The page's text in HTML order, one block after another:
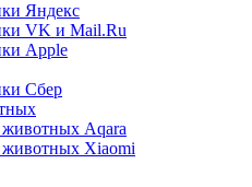
Яндекс
VK и Mail.Ru
Apple
Сбер
Aqara
Xiaomi